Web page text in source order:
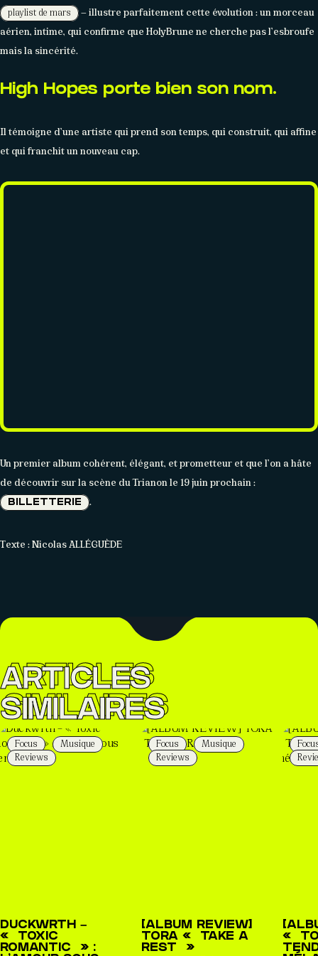
CONTACT
playlist de mars
— illustre parfaitement cette évolution : un morceau
aérien, intime, qui confirme que HolyBrune ne cherche pas l’esbroufe
mais la sincérité.
High Hopes porte bien son nom.
Il témoigne d’une artiste qui prend son temps, qui construit, qui affine
et qui franchit un nouveau cap.
Un premier album cohérent, élégant, et prometteur et que l’on a hâte
de découvrir sur la scène du Trianon le 19 juin prochain :
BILLETTERIE .
Texte : Nicolas ALLÉGUÈDE
ARTICLES
SIMILAIRES
Focus
Musique
Reviews
DUCKWRTH –
« TOXIC
ROMANTIC » :
Focus
Musique
Reviews
[ALBUM REVIEW]
TORA « TAKE A
REST »
«